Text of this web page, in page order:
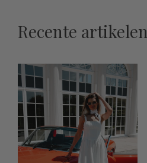
Recente artikelen